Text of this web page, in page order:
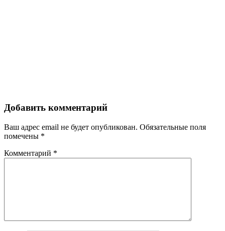
Добавить комментарий
Ваш адрес email не будет опубликован. Обязательные поля
помечены *
Комментарий *